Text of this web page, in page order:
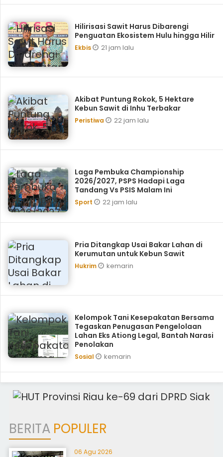
Hilirisasi Sawit Harus Dibarengi
Penguatan Ekosistem Hulu hingga Hilir
Ekbis 21 jam lalu
Akibat Puntung Rokok, 5 Hektare
Kebun Sawit di Inhu Terbakar
Peristiwa 22 jam lalu
Laga Pembuka Championship
2026/2027, PSPS Hadapi Laga
Tandang Vs PSIS Malam Ini
Sport 22 jam lalu
Pria Ditangkap Usai Bakar Lahan di
Kerumutan untuk Kebun Sawit
Hukrim kemarin
Kelompok Tani Kesepakatan Bersama
Tegaskan Penugasan Pengelolaan
Lahan Eks Ationg Legal, Bantah Narasi
Penolakan
Sosial kemarin
BERITA POPULER
06 Agu 2026